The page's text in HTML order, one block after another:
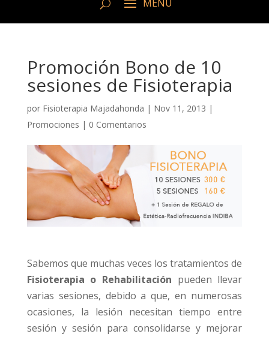
Promoción Bono de 10
sesiones de Fisioterapia
por Fisioterapia Majadahonda | Nov 11, 2013 |
Promociones | 0 Comentarios
Sabemos que muchas veces los tratamientos de
Fisioterapia o Rehabilitación pueden llevar
varias sesiones, debido a que, en numerosas
ocasiones, la lesión necesitan tiempo entre
sesión y sesión para consolidarse y mejorar